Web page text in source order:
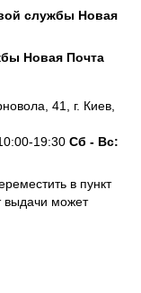
службы Новая
Новая Почта
41, г. Киев,
19:30 Сб - Вс:
в пункт
выдачи может